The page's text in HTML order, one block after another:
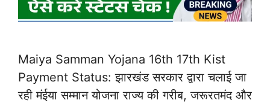
Maiya Samman Yojana 16th 17th Kist
Payment Status: झारखंड सरकार द्वारा चलाई जा
रही मंईया सम्मान योजना राज्य की गरीब, जरूरतमंद और